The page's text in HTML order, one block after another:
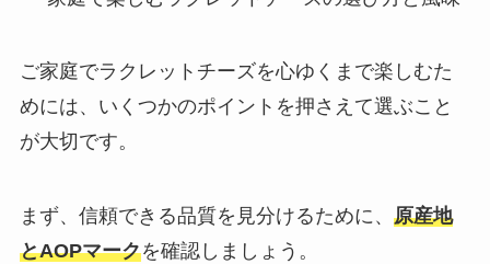
ご家庭でラクレットチーズを心ゆくまで楽しむた
めには、いくつかのポイントを押さえて選ぶこと
が大切です。
まず、信頼できる品質を見分けるために、 原産地
とAOPマークを確認しましょう。